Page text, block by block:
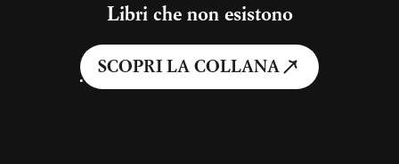
Libri che non esistono
SCOPRI LA COLLANA